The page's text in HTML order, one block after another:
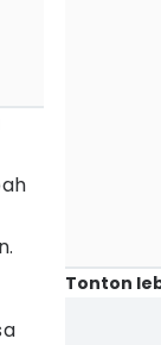
Tonton